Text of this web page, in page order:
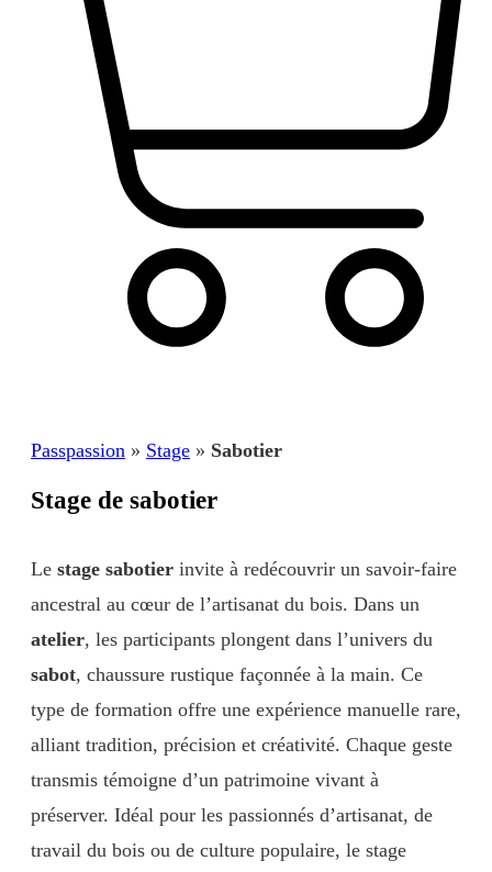
Passpassion » Stage » Sabotier
Stage de sabotier
Le stage sabotier invite à redécouvrir un savoir-faire
ancestral au cœur de l’artisanat du bois. Dans un
atelier, les participants plongent dans l’univers du
sabot, chaussure rustique façonnée à la main. Ce
type de formation offre une expérience manuelle rare,
alliant tradition, précision et créativité. Chaque geste
transmis témoigne d’un patrimoine vivant à
préserver. Idéal pour les passionnés d’artisanat, de
travail du bois ou de culture populaire, le stage